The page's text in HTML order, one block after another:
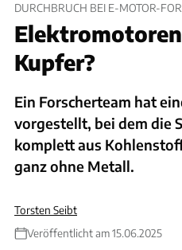
DURCHBRUCH BEI E-MOTOR-
Kupfer?
Ein Forscherteam hat
vorgestellt, bei dem die
komplett aus
ganz ohne Metall.
Torsten Seibt
Veröffentlicht am 15.06.2025